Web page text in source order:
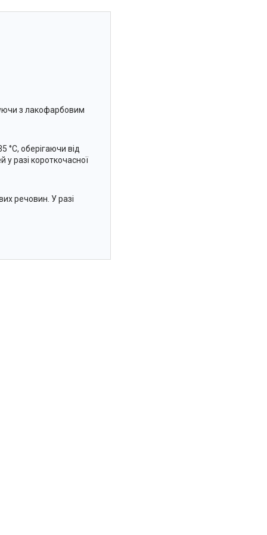
з лакофарбовим
°C, оберігаючи від
у разі короткочасної
речовин. У разі